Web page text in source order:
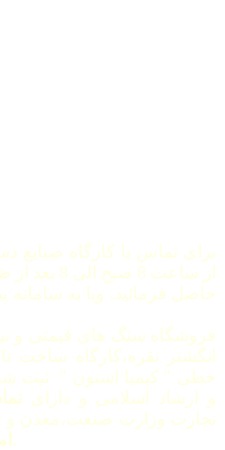
برای تماس با کارگاه صنایع
از ساعت 8 صبح الی 8 بعد از ظهر با شماره تلفن
حاصل فرمائید. ویا به سامانه
فروشگاه سنگ های قیمتی و
انگشتر نقره،کارگاه ساخت
خطی " کیمیا استون " ثبت
و ارشاد اسلامی و دارای
تجارت وزارت صنعت،معدن و